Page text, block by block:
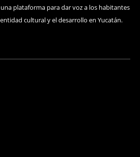
plataforma para dar voz a los habitantes
cultural y el desarrollo en Yucatán.